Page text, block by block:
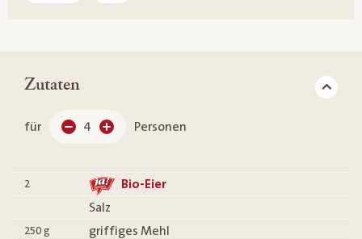
Zutaten
für 4 Personen
2
Bio-Eier
Salz
250 g griffiges Mehl